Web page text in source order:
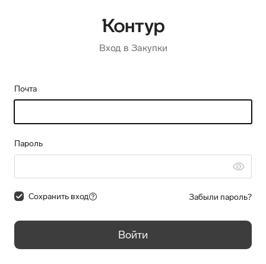
Вход в Закупки
Почта
Пароль
Сохранить вход Забыли пароль?
Войти